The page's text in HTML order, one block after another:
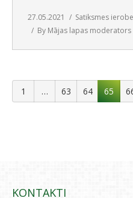
27.05.2021
Satiksmes
By Mājas lapas moderators
1 … 63 64 65
KONTAKTI